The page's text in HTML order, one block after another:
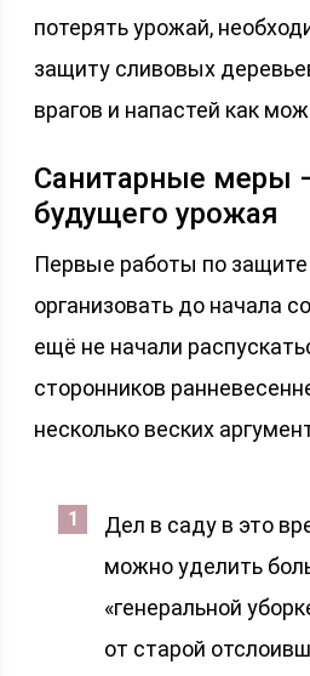
потерять урожай,
защиту сливовых
врагов и напастей как
Санитарные меры
будущего урожая
Первые работы по
организовать до начала
ещё не начали
сторонников
несколько веских
Дел в саду в это
можно уделить
«генеральной
от старой